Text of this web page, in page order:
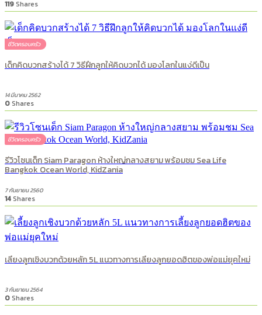
119Shares
ชีวิตครอบครัว
เด็กคิดบวกสร้างได้ 7 วิธีฝึกลูกให้คิดบวกได้ มองโลกในแง่ดีเป็น
14 มีนาคม 2562
0Shares
ชีวิตครอบครัว
รีวิวโซนเด็ก Siam Paragon ห้างใหญ่กลางสยาม พร้อมชม Sea Life
Bangkok Ocean World, KidZania
7 กันยายน 2560
14Shares
เลี้ยงลูกเชิงบวกด้วยหลัก 5L แนวทางการเลี้ยงลูกยอดฮิตของพ่อแม่ยุคใหม่
3 กันยายน 2564
0Shares